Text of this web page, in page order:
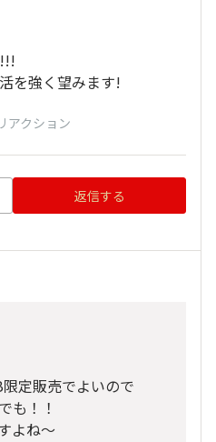
を強く望みます!
アクション
返信する
定販売でよいので
も！！
よね～